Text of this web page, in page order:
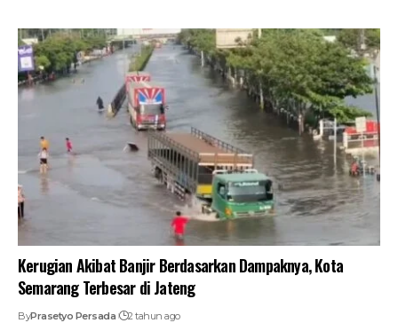
Kerugian Akibat Banjir Berdasarkan Dampaknya, Kota
Semarang Terbesar di Jateng
ByPrasetyo Persada 2 tahun ago